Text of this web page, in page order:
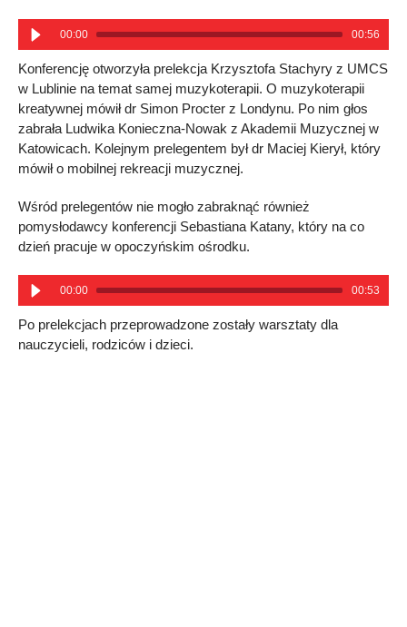
00:00 00:56
Konferencję otworzyła prelekcja Krzysztofa Stachyry z UMCS
w Lublinie na temat samej muzykoterapii. O muzykoterapii
kreatywnej mówił dr Simon Procter z Londynu. Po nim głos
zabrała Ludwika Konieczna-Nowak z Akademii Muzycznej w
Katowicach. Kolejnym prelegentem był dr Maciej Kierył, który
mówił o mobilnej rekreacji muzycznej.
Wśród prelegentów nie mogło zabraknąć również
pomysłodawcy konferencji Sebastiana Katany, który na co
dzień pracuje w opoczyńskim ośrodku.
00:00 00:53
Po prelekcjach przeprowadzone zostały warsztaty dla
nauczycieli, rodziców i dzieci.